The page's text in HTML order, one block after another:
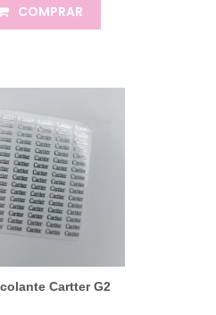
COMPRAR
Cartter G2